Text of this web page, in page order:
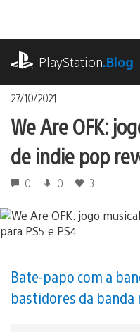
o
conteúdo
PlayStation.Blog
27/10/2021
We Are OFK:
de indie pop
0 0 3
Bate-papo com a
bastidores da banda